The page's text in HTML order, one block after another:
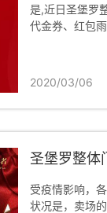
是,近日圣堡罗
代金券、红包
2020/03/06
圣堡罗整体
受疫情影响，
状况是，卖场